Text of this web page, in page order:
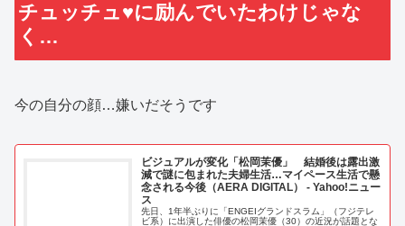
チュッチュ♥に励んでいたわけじゃな
く…
今の自分の顔…嫌いだそうです
ビジュアルが変化「松岡茉優」 結婚後は露出激
減で謎に包まれた夫婦生活…マイペース生活で懸
念される今後（AERA DIGITAL） - Yahoo!ニュー
ス
先日、1年半ぶりに「ENGEIグランドスラム」（フジテレ
ビ系）に出演した俳優の松岡茉優（30）の近況が話題とな